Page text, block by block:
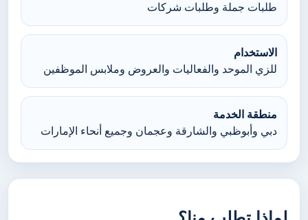
طلبات جملة وطلبات شركات
الاستخدام
للزي الموحد والفعاليات والعروض وملابس الموظفين
منطقة الخدمة
دبي وأبوظبي والشارقة وعجمان وجميع أنحاء الإمارات